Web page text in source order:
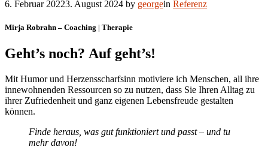
6. Februar 20223. August 2024 by georgein Referenz
Mirja Robrahn – Coaching | Therapie
Geht’s noch? Auf geht’s!
Mit Humor und Herzensscharfsinn motiviere ich Menschen, all ihre
innewohnenden Ressourcen so zu nutzen, dass Sie Ihren Alltag zu
ihrer Zufriedenheit und ganz eigenen Lebensfreude gestalten
können.
Finde heraus, was gut funktioniert und passt – und tu
mehr davon!